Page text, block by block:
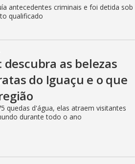
antecedentes criminais e foi detida sob
qualificado
descubra as belezas
do Iguaçu e o que
quedas d'água, elas atraem visitantes
durante todo o ano